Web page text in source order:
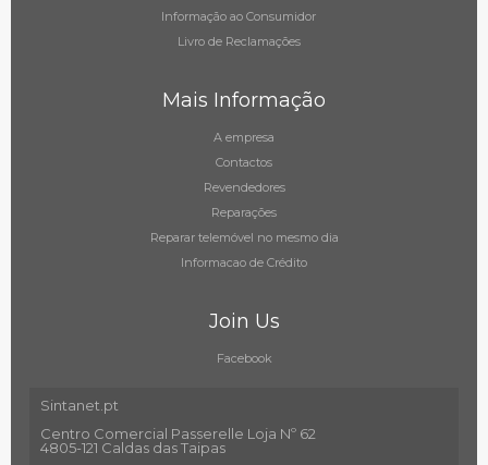
Informação ao Consumidor
Livro de Reclamações
Mais Informação
A empresa
Contactos
Revendedores
Reparações
Reparar telemóvel no mesmo dia
Informacao de Crédito
Join Us
Facebook
Sintanet.pt
Centro Comercial Passerelle Loja Nº 62
4805-121 Caldas das Taipas